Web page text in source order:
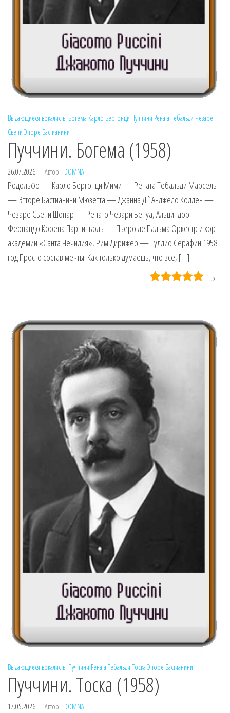
Выдающиеся вокалисты Богема Карло Бергонци Пуччини Рената Тебальди Чезаре
Сьепи Этторе Бастианини
Пуччини. Богема (1958)
26.07.2026 Автор: DOMNA
Родольфо — Карло Бергонци Мими — Рената Тебальди Марсель
— Этторе Бастианини Мюзетта — Джанна Д`Анджело Коллен —
Чезаре Сьепи Шонар — Ренато Чезари Бенуа, Альциндор —
Фернандо Корена Парпиньоль — Пьеро де Пальма Оркестр и хор
академии «Санта Чечилия», Рим Дирижер — Туллио Серафин 1958
год Просто состав мечты! Как только думаешь, что все, […]
5
Выдающиеся вокалисты Пуччини Рената Тебальди Тоска Этторе Бастианини
Пуччини. Тоска (1958)
17.05.2026 Автор: DOMNA